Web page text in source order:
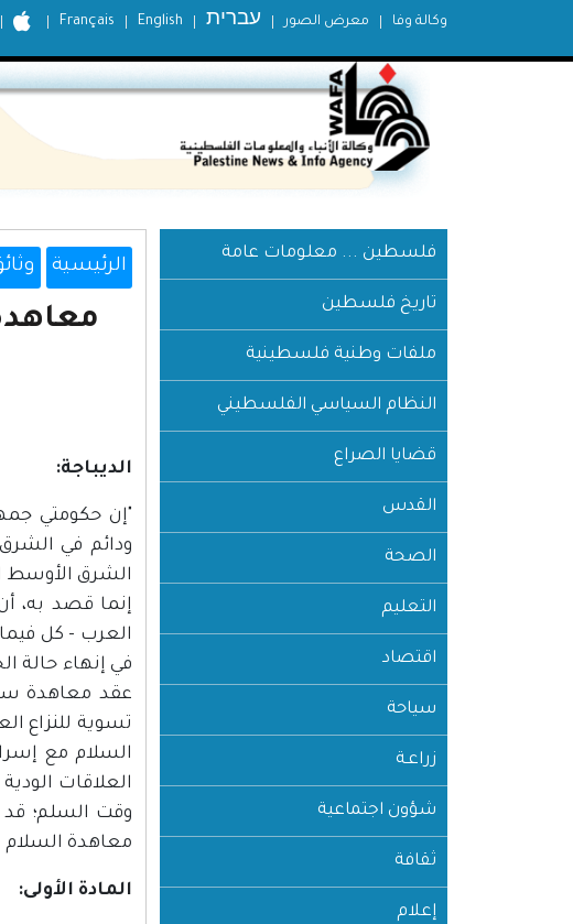
Français English עברית معرض الصور وكالة وفا
فلسطين ... معلومات عامة
تاريخ فلسطين
ملفات وطنية فلسطينية
النظام السياسي الفلسطيني
قضايا الصراع
القدس
الصحة
التعليم
اقتصاد
سياحة
زراعـة
شؤون اجتماعية
ثقافة
إعلام
الرئيسية
الديباجة:
"إن حكومتي
إنما قصد به،
العرب - كل
في إنهاء حالة
عقد معاهدة
تسوية للنزاع
السلام مع
العلاقات
وقت السلم؛ قد
معاهدة السلام
المادة الأولى: